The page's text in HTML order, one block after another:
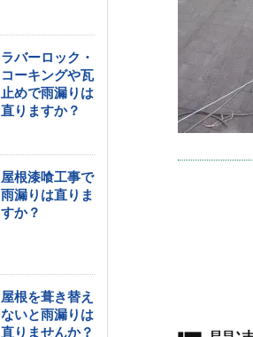
ラバーロック・
コーキングや瓦
止めで雨漏りは
直りますか？
屋根漆喰工事で
雨漏りは直りま
すか？
屋根を葺き替え
ないと雨漏りは
直りませんか？